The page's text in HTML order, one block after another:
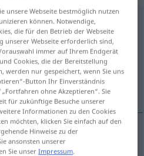
;Märchen>
anklicken/antippen)
unsere Webseite bestmöglich nutzen
können. Notwendige,
die für den Betrieb der Webseite
unserer Webseite erforderlich sind,
immer auf Ihrem Endgerät
Cookies, die der Bereitstellung
werden nur gespeichert, wenn Sie uns
Button Ihr Einverständnis
ohne Akzeptieren“. Sie
für zukünftige Besuche unserer
Informationen zu den Cookies
möchten, klicken Sie einfach auf den
Hinweise zu der
ansonsten unserer
Sie unserImpressum.